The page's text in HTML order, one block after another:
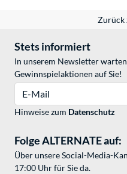
Zurück
Stets informiert
In unserem Newsletter
Gewinnspielaktionen auf Sie!
Hinweise zum Datenschutz
Folge ALTERNATE auf:
Über unsere Social-Media-
17:00 Uhr für Sie da.